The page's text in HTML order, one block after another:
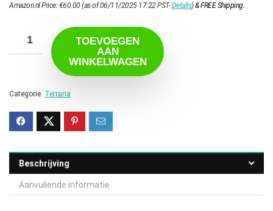
Amazon.nl Price:€60.00(as of 06/11/2025 17:22 PST-Details)&FREE Shipping.
TOEVOEGEN
AAN
WINKELWAGEN
Categorie: Terraria
Beschrijving
Aanvullende informatie